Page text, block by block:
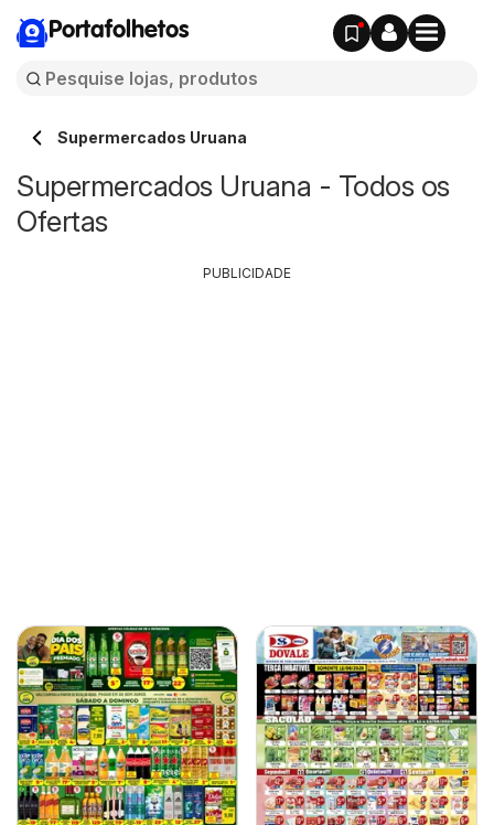
Portafolhetos
Supermercados Uruana
Supermercados Uruana - Todos os
Ofertas
PUBLICIDADE